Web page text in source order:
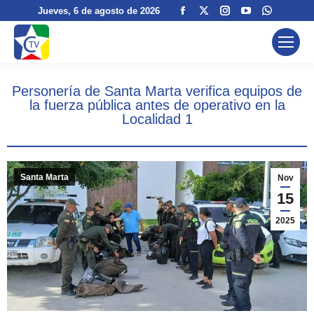
Jueves, 6 de agosto de 2026
Facebook
windowwindow
Instagram
window
YouTube
opens
window
page
opens
window
Personería de Santa Marta verifica equipos de
la fuerza pública antes de operativo en la
Localidad 1
Nov
15
2025
Santa Marta